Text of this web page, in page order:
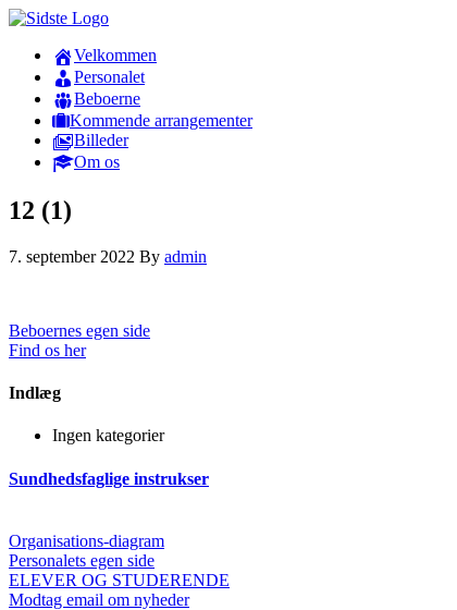
Velkommen
Personalet
Beboerne
Kommende arrangementer
Billeder
Om os
12 (1)
7. september 2022 By admin
Beboernes egen side
Find os her
Indlæg
Ingen kategorier
Sundhedsfaglige instrukser
Organisations-diagram
Personalets egen side
ELEVER OG STUDERENDE
Modtag email om nyheder